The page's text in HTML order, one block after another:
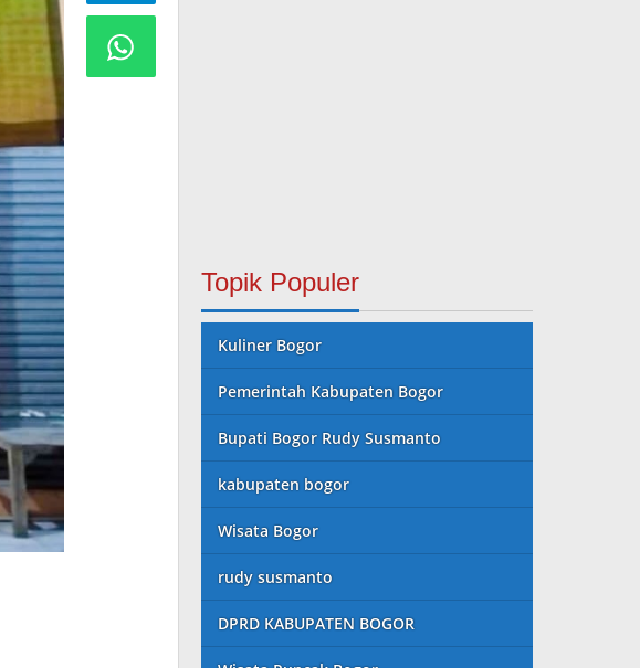
Topik Populer
Kuliner Bogor
Pemerintah Kabupaten Bogor
Bupati Bogor Rudy Susmanto
kabupaten bogor
Wisata Bogor
rudy susmanto
DPRD KABUPATEN BOGOR